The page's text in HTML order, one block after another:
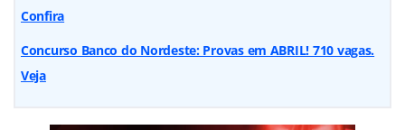
Confira
Concurso Banco do Nordeste: Provas em ABRIL! 710 vagas.
Veja